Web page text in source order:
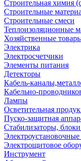
Строительная химия
Строительные
Строительные смеси
Теплоизоляционные
Хозяйственные
Электрика
Электросчетчики
Элементы питания
Детекторы
Кабель-
Кабельно-
Лампы
Осветительная
Пуско-защитная
Стабилизаторы,
Электроустановочные
Электрощитовое
Инструмент